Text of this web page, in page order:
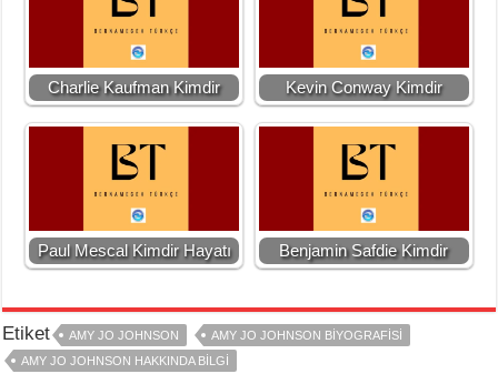
Charlie Kaufman Kimdir Kevin Conway Kimdir
Paul Mescal Kimdir Hayatı Benjamin Safdie Kimdir
Etiket AMY JO JOHNSON
AMY JO JOHNSON BIYOGRAFISI
AMY JO JOHNSON HAKKINDA BILGI